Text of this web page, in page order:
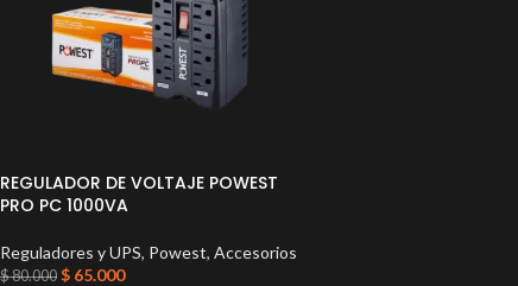
REGULADOR DE VOLTAJE POWEST
PRO PC 1000VA
Reguladores y UPS, Powest, Accesorios
$80.000 $ 65.000